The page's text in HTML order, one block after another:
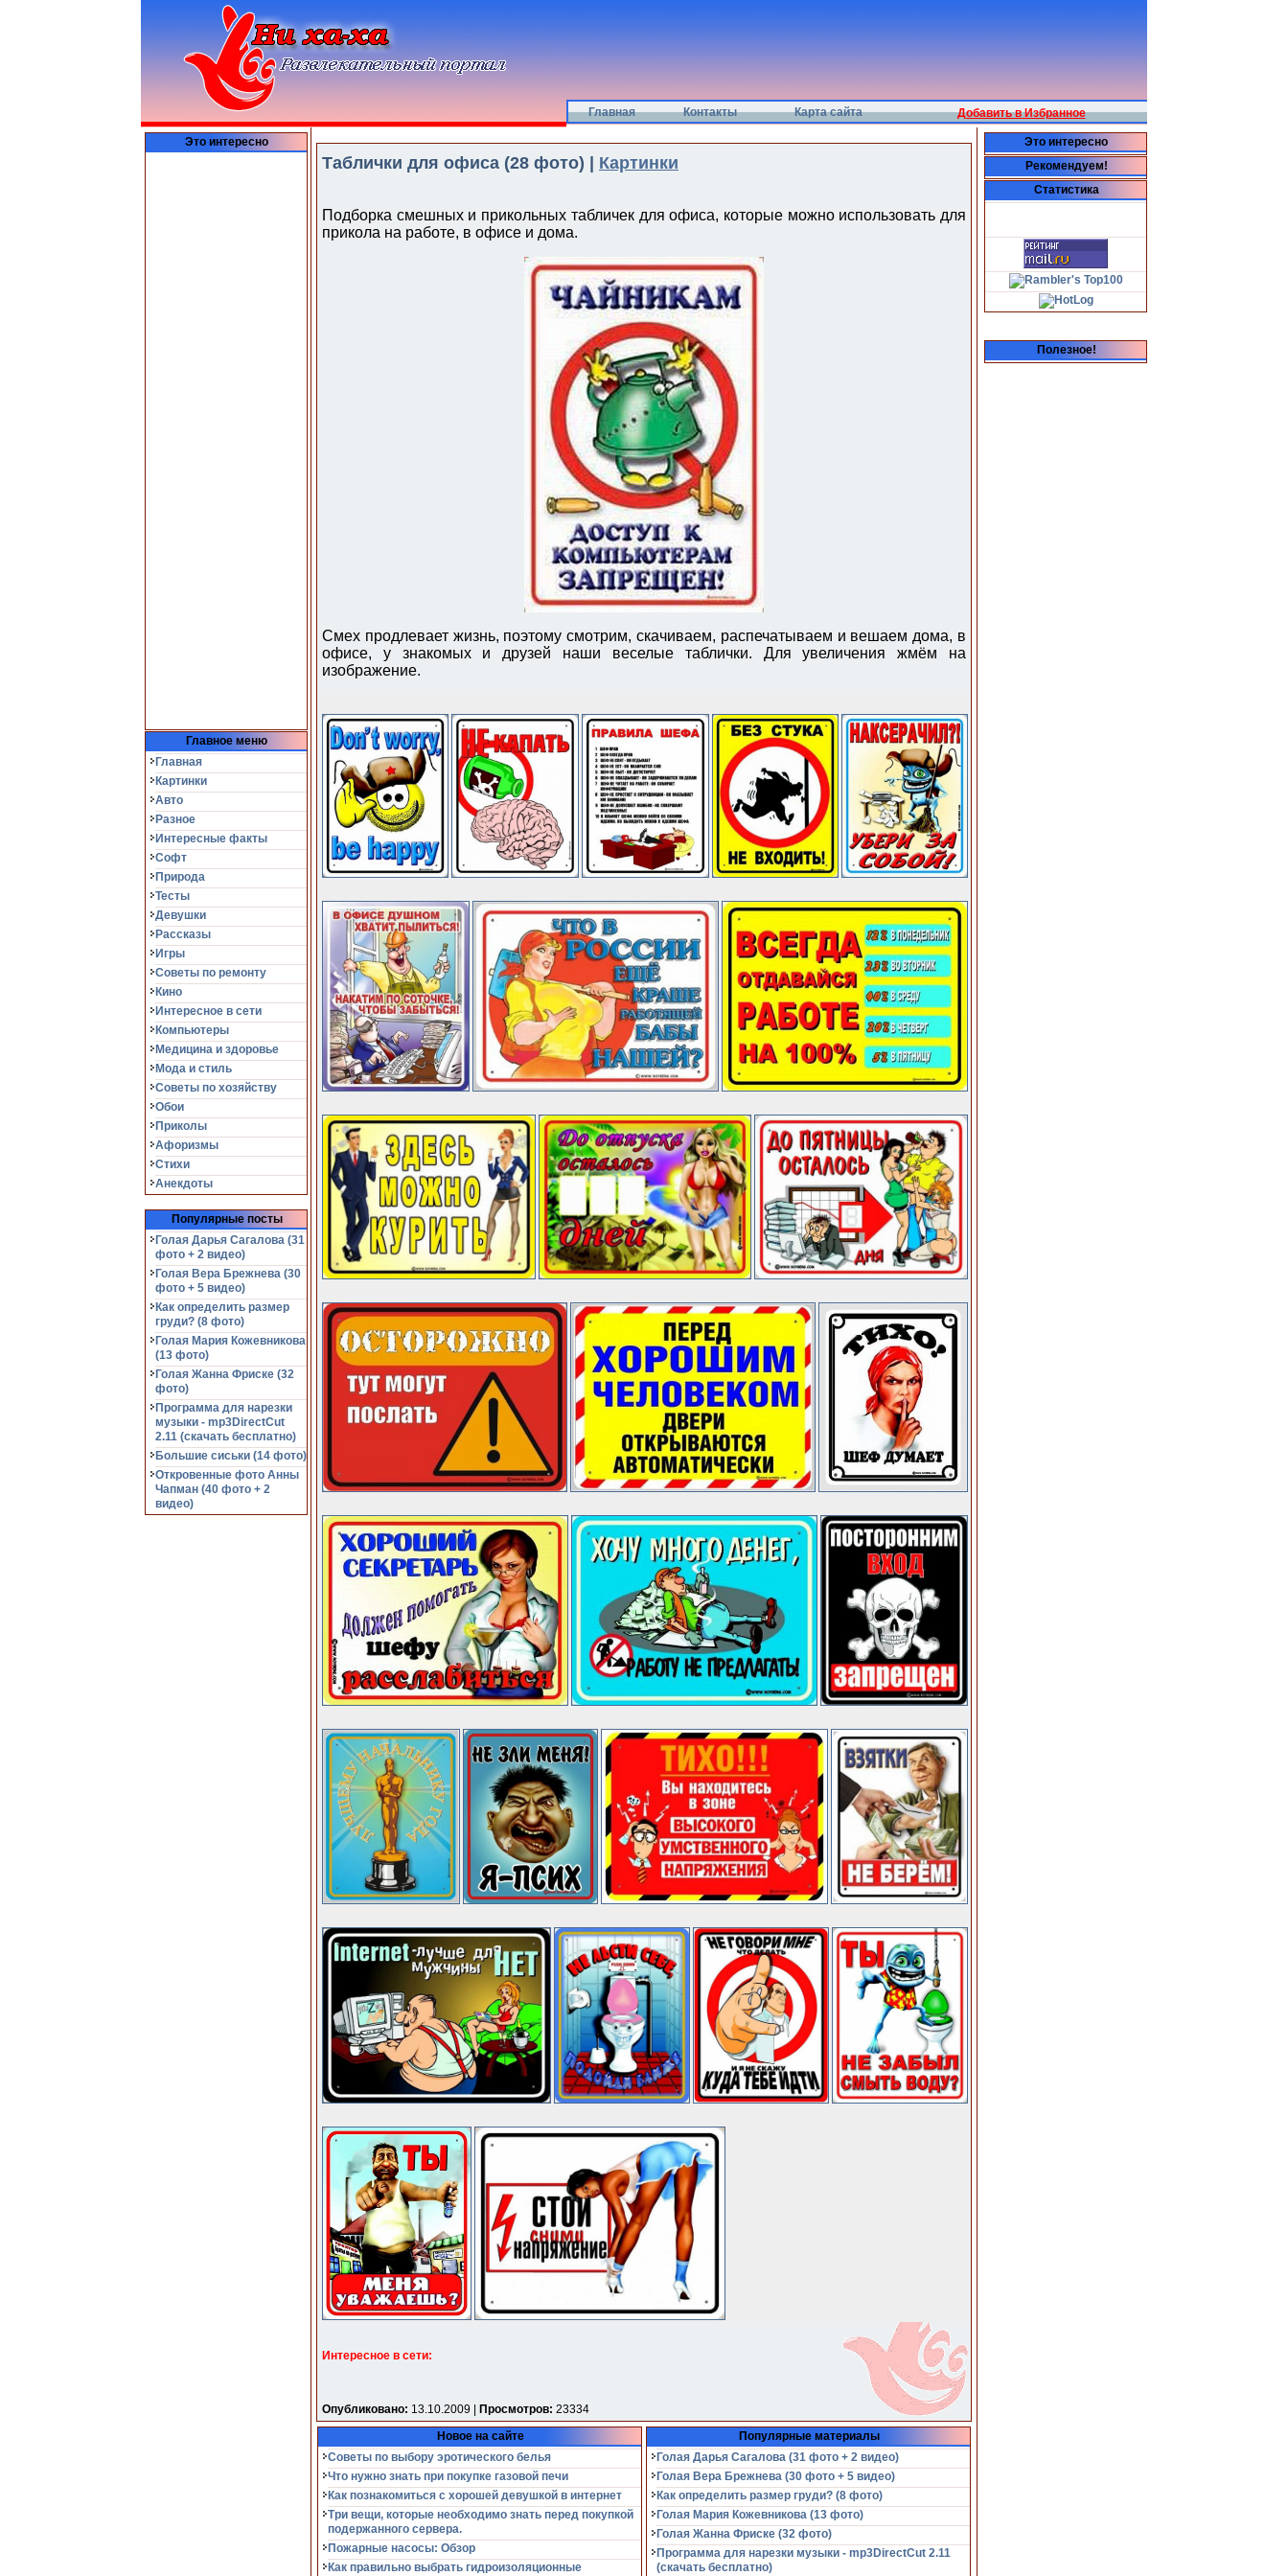
Главная Контакты Карта сайта Добавить в Избранное
Это интересно
Главное меню
Главная
Картинки
Авто
Разное
Интересные факты
Софт
Природа
Тесты
Девушки
Рассказы
Игры
Советы по ремонту
Кино
Интересное в сети
Компьютеры
Медицина и здоровье
Мода и стиль
Советы по хозяйству
Обои
Приколы
Афоризмы
Стихи
Анекдоты
Популярные посты
Голая Дарья Сагалова (31
фото + 2 видео)
Голая Вера Брежнева (30
фото + 5 видео)
Как определить размер
груди? (8 фото)
Голая Мария Кожевникова
(13 фото)
Голая Жанна Фриске (32
фото)
Программа для нарезки
музыки - mp3DirectCut
2.11 (cкачать бесплатно)
Большие сиськи (14 фото)
Откровенные фото Анны
Чапман (40 фото + 2
видео)
Таблички для офиса (28 фото) | Картинки
Подборка смешных и прикольных табличек для офиса, которые можно использовать для
прикола на работе, в офисе и дома.
Смех продлевает жизнь, поэтому смотрим, скачиваем, распечатываем и вешаем дома, в
офисе, у знакомых и друзей наши веселые таблички. Для увеличения жмём на
изображение.
Интересное в сети:
Опубликовано: 13.10.2009 | Просмотров: 23334
Новое на сайте
Советы по выбору эротического белья
Что нужно знать при покупке газовой печи
Как познакомиться с хорошей девушкой в интернет
Три вещи, которые необходимо знать перед покупкой
подержанного сервера.
Пожарные насосы: Обзор
Как правильно выбрать гидроизоляционные
Популярные материалы
Голая Дарья Сагалова (31 фото + 2 видео)
Голая Вера Брежнева (30 фото + 5 видео)
Как определить размер груди? (8 фото)
Голая Мария Кожевникова (13 фото)
Голая Жанна Фриске (32 фото)
Программа для нарезки музыки - mp3DirectCut 2.11
(cкачать бесплатно)
Это интересно
Рекомендуем!
Статистика
Полезное!